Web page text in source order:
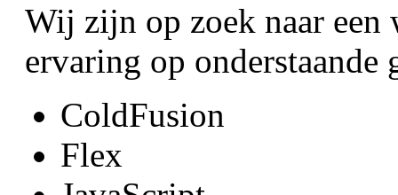
Wij zijn op zoek naar een
ervaring op onderstaande
ColdFusion
Flex